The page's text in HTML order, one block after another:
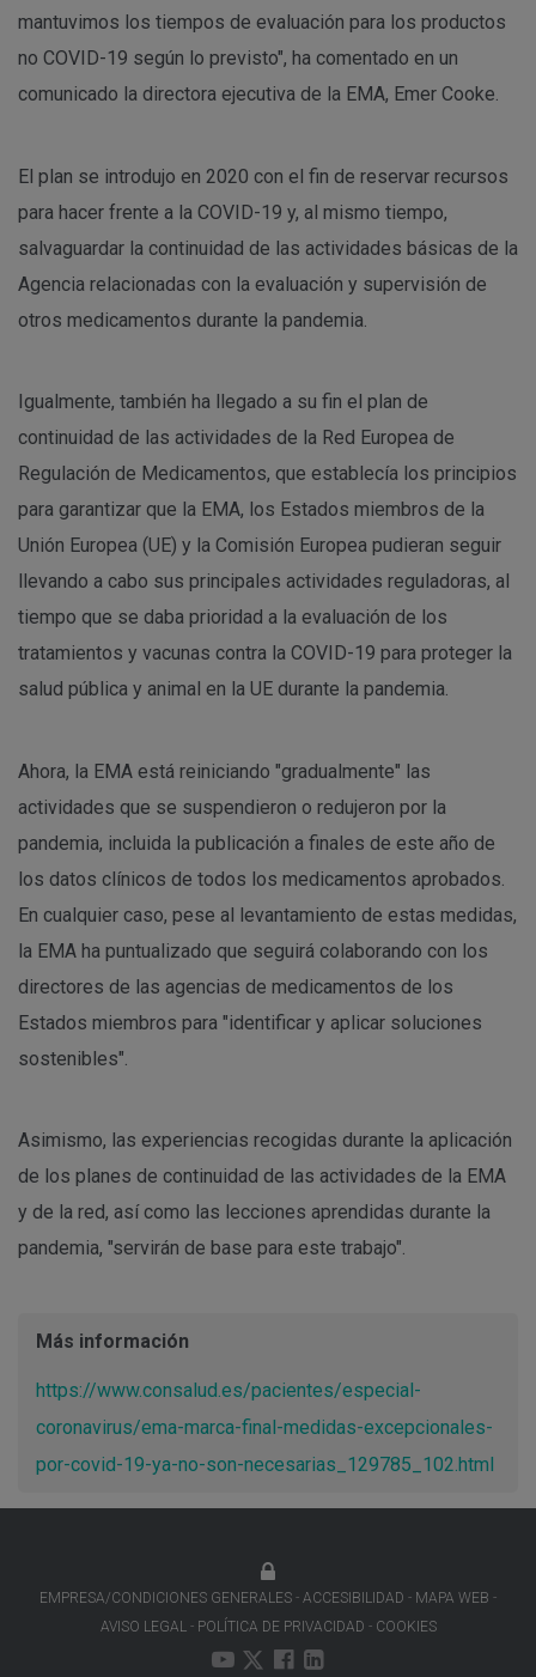
mantuvimos los tiempos de evaluación para los productos
no COVID-19 según lo previsto", ha comentado en un
comunicado la directora ejecutiva de la EMA, Emer Cooke.
El plan se introdujo en 2020 con el fin de reservar recursos
para hacer frente a la COVID-19 y, al mismo tiempo,
salvaguardar la continuidad de las actividades básicas de la
Agencia relacionadas con la evaluación y supervisión de
otros medicamentos durante la pandemia.
Igualmente, también ha llegado a su fin el plan de
continuidad de las actividades de la Red Europea de
Regulación de Medicamentos, que establecía los principios
para garantizar que la EMA, los Estados miembros de la
Unión Europea (UE) y la Comisión Europea pudieran seguir
llevando a cabo sus principales actividades reguladoras, al
tiempo que se daba prioridad a la evaluación de los
tratamientos y vacunas contra la COVID-19 para proteger la
salud pública y animal en la UE durante la pandemia.
Ahora, la EMA está reiniciando "gradualmente" las
actividades que se suspendieron o redujeron por la
pandemia, incluida la publicación a finales de este año de
los datos clínicos de todos los medicamentos aprobados.
En cualquier caso, pese al levantamiento de estas medidas,
la EMA ha puntualizado que seguirá colaborando con los
directores de las agencias de medicamentos de los
Estados miembros para "identificar y aplicar soluciones
sostenibles".
Asimismo, las experiencias recogidas durante la aplicación
de los planes de continuidad de las actividades de la EMA
y de la red, así como las lecciones aprendidas durante la
pandemia, "servirán de base para este trabajo".
Más información
https://www.consalud.es/pacientes/especial-
coronavirus/ema-marca-final-medidas-excepcionales-
por-covid-19-ya-no-son-necesarias_129785_102.html
EMPRESA/CONDICIONES GENERALES ACCESIBILIDAD
MAPA WEB
AVISO LEGAL
POLÍTICA DE PRIVACIDAD COOKIES